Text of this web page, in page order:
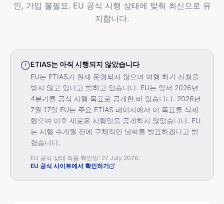
인, 가입 불필요. EU 공식 시행 상태에 맞춰 최신으로 유
지합니다.
ETIAS는 아직 시행되지 않았습니다
EU는 ETIAS가 현재 운영되지 않으며 여행 허가 신청을
받지 않고 있다고 밝히고 있습니다. EU는 앞서 2026년
4분기를 공식 시행 목표로 공개한 바 있습니다. 2026년
7월 17일 EU는 주요 ETIAS 페이지에서 이 목표를 삭제
했으며 이후 새로운 시행일을 공개하지 않았습니다. EU
는 시행 수개월 전에 구체적인 날짜를 발표하겠다고 밝
혔습니다.
EU 공식 상태 최종 확인일: 27 July 2026.
EU 공식 사이트에서 확인하기